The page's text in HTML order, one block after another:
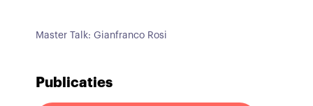
Master Talk: Gianfranco Rosi
Publicaties